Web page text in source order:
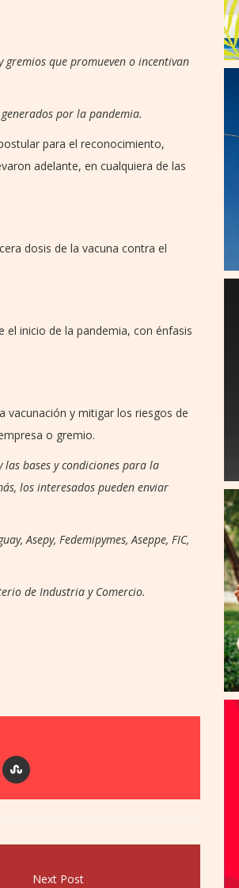
gremios que promueven o incentivan
por la pandemia.
para el reconocimiento,
adelante, en cualquiera de las
dosis de la vacuna contra el
inicio de la pandemia, con énfasis
vacunación y mitigar los riesgos de
o gremio.
bases y condiciones para la
los interesados pueden enviar
Asepy, Fedemipymes, Aseppe, FIC,
de Industria y Comercio.
Next Post